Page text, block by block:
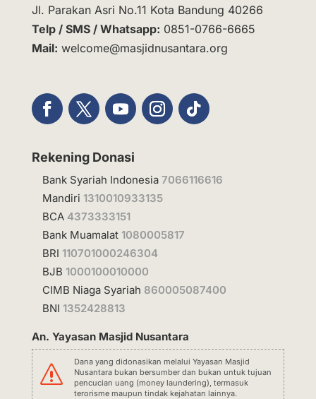
Jl. Parakan Asri No.11 Kota Bandung 40266
Telp / SMS / Whatsapp: 0851-0766-6665
Mail: welcome@masjidnusantara.org
Rekening Donasi
Bank Syariah Indonesia 7066116616
Mandiri 1310010933135
BCA 4373333151
Bank Muamalat 1080005817
BRI 110701000246304
BJB 1000100010000
CIMB Niaga Syariah 860005087400
BNI 1352428813
An. Yayasan Masjid Nusantara
s
Dana yang didonasikan melalui Yayasan Masjid
Nusantara bukan bersumber dan bukan untuk tujuan
pencucian uang (money laundering), termasuk
terorisme maupun tindak kejahatan lainnya.